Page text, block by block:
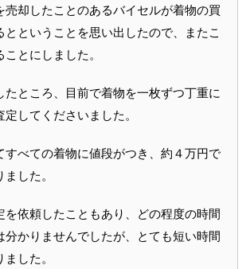
売却したことのあるバイセルが着物の買
とということを思い出したので、またこ
とにしました。
たところ、目前で着物を一枚ずつ丁重に
してくださいました。
すべての着物に値段がつき、約４万円で
した。
を依頼したこともあり、どの程度の時間
分かりませんでしたが、とても短い時間
した。